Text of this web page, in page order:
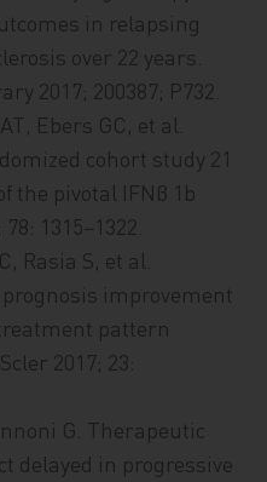
in relapsing
over 22 years.
2017; 200387; P732.
Ebers GC, et al.
cohort study 21
the pivotal IFNβ 1b
1315−1322.
Rasia S, et al.
improvement
pattern
2017; 23:
G. Therapeutic
delayed in progressive